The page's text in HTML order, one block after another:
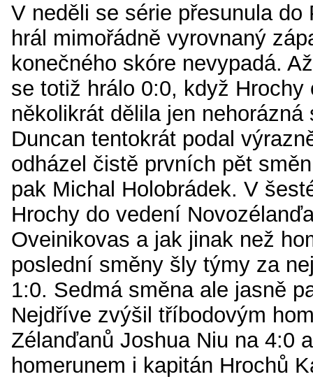
V neděli se série přesunula do
hrál mimořádně vyrovnaný
konečného skóre nevypadá.
se totiž hrálo 0:0, když Hrochy
několikrát dělila jen nehorázná
Duncan tentokrát podal
odházel čistě prvních pět
pak Michal Holobrádek. V
Hrochy do vedení
Oveinikovas a jak jinak než
poslední směny šly týmy za
1:0. Sedmá směna ale jasně
Nejdříve zvýšil tříbodovým
Zélanďanů Joshua Niu na 4:0
homerunem i kapitán Hrochů